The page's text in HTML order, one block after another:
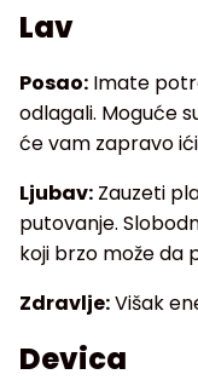
Lav
Posao: Imate
odlagali. Moguće
će vam zapravo
Ljubav: Zauzeti
putovanje.
koji brzo može da
Zdravlje:Višak
Devica